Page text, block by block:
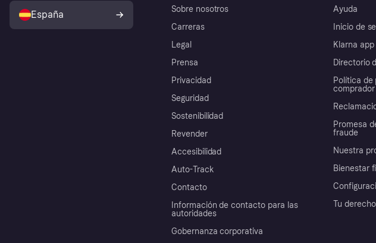
Sobre nosotros
Carreras
Legal
Prensa
Privacidad
Seguridad
Sostenibilidad
Revender
Accesibilidad
Auto-Track
Contacto
Información de contacto para las
autoridades
Gobernanza corporativa
Ayuda
Inicio de
Klarna app
Directorio
Política de
Promesa
fraude
Nuestra
Bienestar
Tu
España